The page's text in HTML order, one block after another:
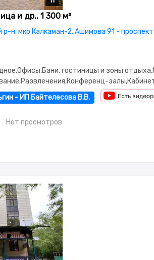
и др., 1 300 м²
р-н, мкр Калкаман-2, Ашимова 91 -
гостиницы и зоны
3.0
- ИП Байтелесова В.В.
Нет просмотров